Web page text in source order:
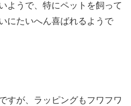
ようで、特にペットを飼って
にたいへん喜ばれるようで
すが、ラッピングもフワフワ